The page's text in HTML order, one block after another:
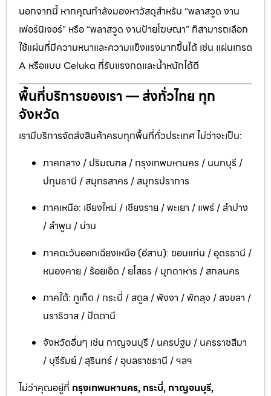
นอกจากนี้ หากคุณกำลังมองหาวัสดุสำหรับ “พลาสวูด งาน
เฟอร์นิเจอร์” หรือ “พลาสวูด งานป้ายโฆษณา” ก็สามารถเลือก
ใช้แผ่นที่มีความหนาและความแข็งแรงมากขึ้นได้ เช่น แผ่นเกรด
A หรือแบบ Celuka ที่รับแรงกดและน้ำหนักได้ดี
พื้นที่บริการของเรา — ส่งทั่วไทย ทุก
จังหวัด
เรามีบริการจัดส่งสินค้าครบทุกพื้นที่ทั่วประเทศ ไม่ว่าจะเป็น:
ภาคกลาง / ปริมณฑล / กรุงเทพมหานคร / นนทบุรี /
ปทุมธานี / สมุทรสาคร / สมุทรปราการ
ภาคเหนือ: เชียงใหม่ / เชียงราย / พะเยา / แพร่ / ลำปาง
/ ลำพูน / น่าน
ภาคตะวันออกเฉียงเหนือ (อีสาน): ขอนแก่น / อุดรธานี /
หนองคาย / ร้อยเอ็ด / ยโสธร / มุกดาหาร / สกลนคร
ภาคใต้: ภูเก็ต / กระบี่ / สตูล / พังงา / พัทลุง / สงขลา /
นราธิวาส / ปัตตานี
จังหวัดอื่นๆ เช่น กาญจนบุรี / นครปฐม / นครราชสีมา
/ บุรีรัมย์ / สุรินทร์ / อุบลราชธานี / ฯลฯ
ไม่ว่าคุณอยู่ที่ กรุงเทพมหานคร, กระบี่, กาญจนบุรี,